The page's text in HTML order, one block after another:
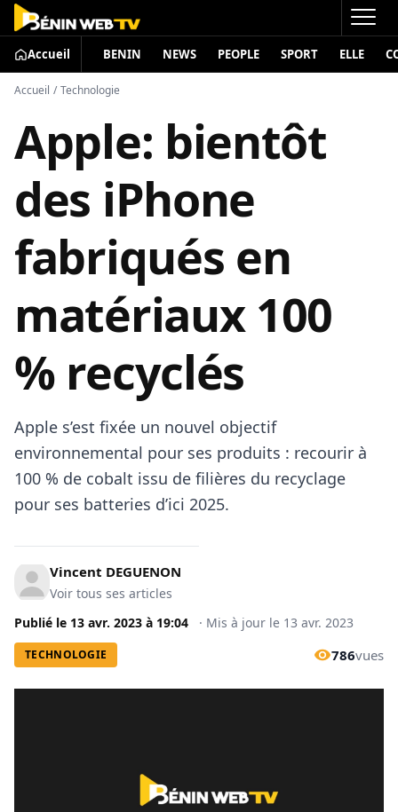
Accueil BENIN NEWS PEOPLE SPORT ELLE
Accueil / Technologie
Apple: bientôt
des iPhone
fabriqués en
matériaux 100
% recyclés
Apple s’est fixée un nouvel objectif
environnemental pour ses produits : recourir à
100 % de cobalt issu de filières du recyclage
pour ses batteries d’ici 2025.
Vincent DEGUENON
Voir tous ses articles
Publié le 13 avr. 2023 à 19:04 · Mis à jour le 13 avr. 2023
TECHNOLOGIE 786vues